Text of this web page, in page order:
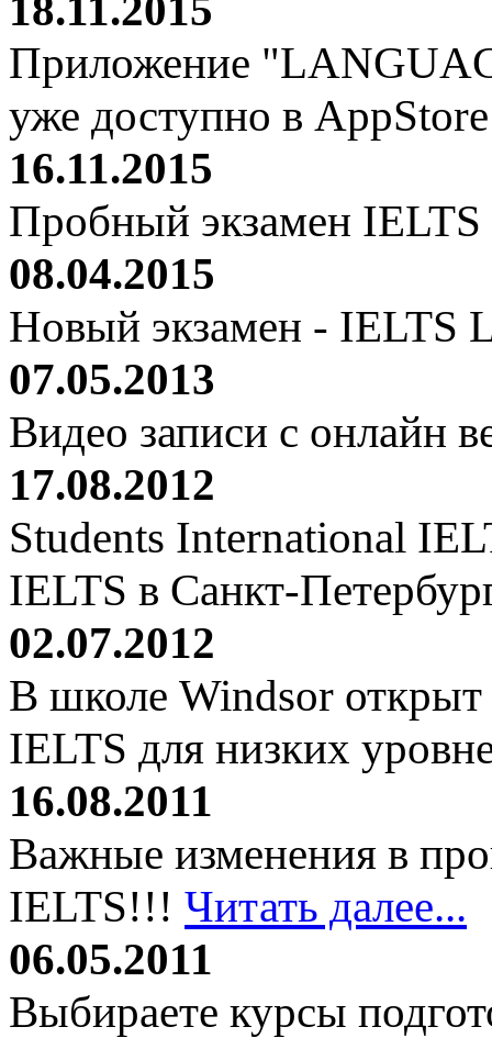
Приложение
уже доступно в
16.11.2015
Пробный экзамен
08.04.2015
Новый экзамен - IELTS
07.05.2013
Видео записи с онлайн
17.08.2012
Students International
IELTS в Санкт-
02.07.2012
В школе Windsor открыт
IELTS для низких
16.08.2011
Важные изменения в
IELTS!!! Читать далее...
06.05.2011
Выбираете курсы